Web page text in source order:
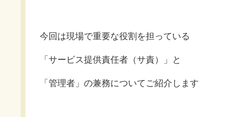
今回は現場で重要な役割を担っている
「サービス提供責任者（サ責）」と
「管理者」の兼務についてご紹介します